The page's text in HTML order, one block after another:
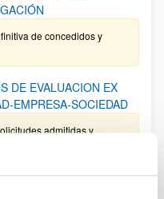
de concedidos y
DE EVALUACION EX
EMPRESA-SOCIEDAD
admitidas y
First Global Call for